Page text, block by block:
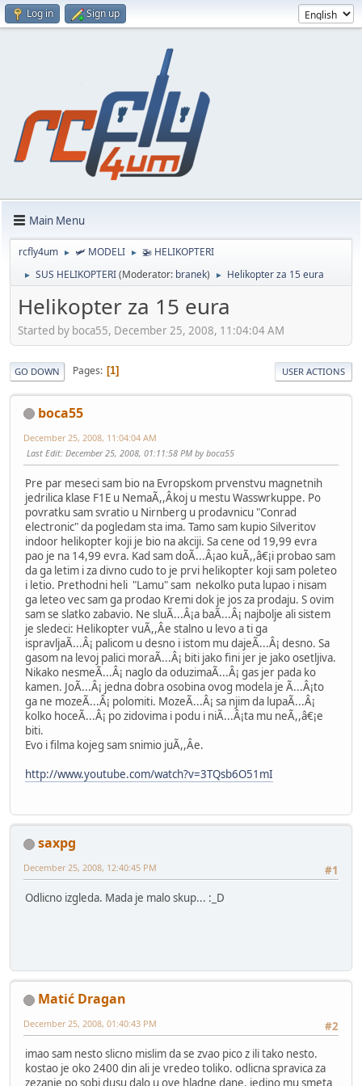
Log in Sign up
Main Menu
rcfly4um ► 🛩️ MODELI ► 🚁 HELIKOPTERI
► SUS HELIKOPTERI(Moderator: branek) ► Helikopter za 15 eura
Helikopter za 15 eura
Started by boca55, December 25, 2008, 11:04:04 AM
GO DOWN Pages 1 USER ACTIONS
boca55
December 25, 2008, 11:04:04 AM
Last Edit: December 25, 2008, 01:11:58 PM by boca55
Pre par meseci sam bio na Evropskom prvenstvu magnetnih
jedrilica klase F1E u NemaÃ,,Âkoj u mestu Wasswrkuppe. Po
povratku sam svratio u Nirnberg u prodavnicu "Conrad
electronic" da pogledam sta ima. Tamo sam kupio Silveritov
indoor helikopter koji je bio na akciji. Sa cene od 19,99 evra
pao je na 14,99 evra. Kad sam doÃ...Â¡ao kuÃ,,â€¡i probao sam
da ga letim i za divno cudo to je prvi helikopter koji sam poleteo
i letio. Prethodni heli "Lamu" sam nekolko puta lupao i nisam
ga leteo vec sam ga prodao Kremi dok je jos za prodaju. S ovim
sam se slatko zabavio. Ne sluÃ...Â¡a baÃ...Â¡ najbolje ali sistem
je sledeci: Helikopter vuÃ,,Âe stalno u levo a ti ga
ispravljaÃ...Â¡ palicom u desno i istom mu dajeÃ...Â¡ desno. Sa
gasom na levoj palici moraÃ...Â¡ biti jako fini jer je jako osetljiva.
Nikako nesmeÃ...Â¡ naglo da oduzimaÃ...Â¡ gas jer pada ko
kamen. JoÃ...Â¡ jedna dobra osobina ovog modela je Ã...Â¡to
ga ne mozeÃ...Â¡ polomiti. MozeÃ...Â¡ sa njim da lupaÃ...Â¡
kolko hoceÃ...Â¡ po zidovima i podu i niÃ...Â¡ta mu neÃ,,â€¡e
biti.
Evo i filma kojeg sam snimio juÃ,,Âe.
http://www.youtube.com/watch?v=3TQsb6O51mI
saxpg
#1
December 25, 2008, 12:40:45 PM
Odlicno izgleda. Mada je malo skup... :_D
Matić Dragan
#2
December 25, 2008, 01:40:43 PM
imao sam nesto slicno mislim da se zvao pico z ili tako nesto.
kostao je oko 2400 din ali je vredeo toliko. odlicna spravica za